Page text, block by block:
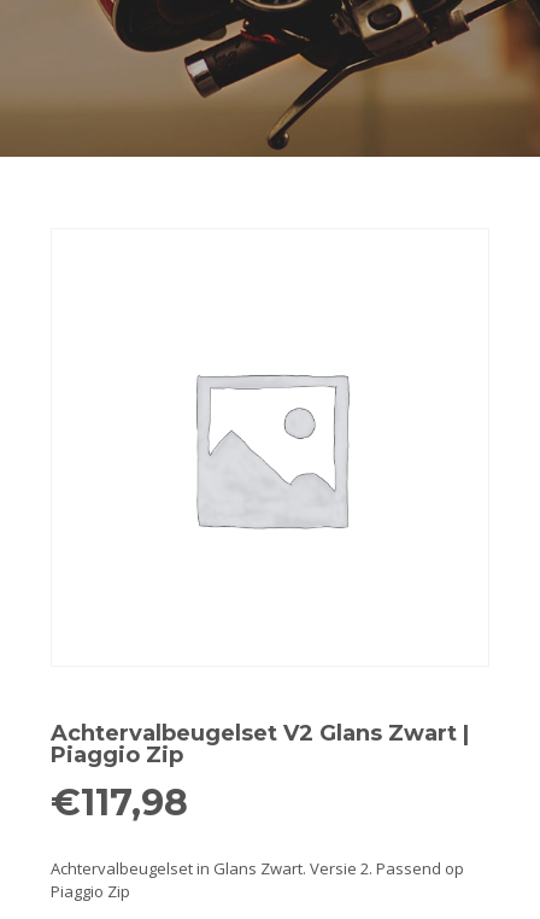
Originele AGM-onderdelen
Originele BTC-onderdelen
Originele Tomos-onderdelen
Bevestigingsdelen
Achtervalbeugelset V2 Glans Zwart |
Piaggio Zip
€117,98
Achtervalbeugelset in Glans Zwart. Versie 2. Passend op
Piaggio Zip